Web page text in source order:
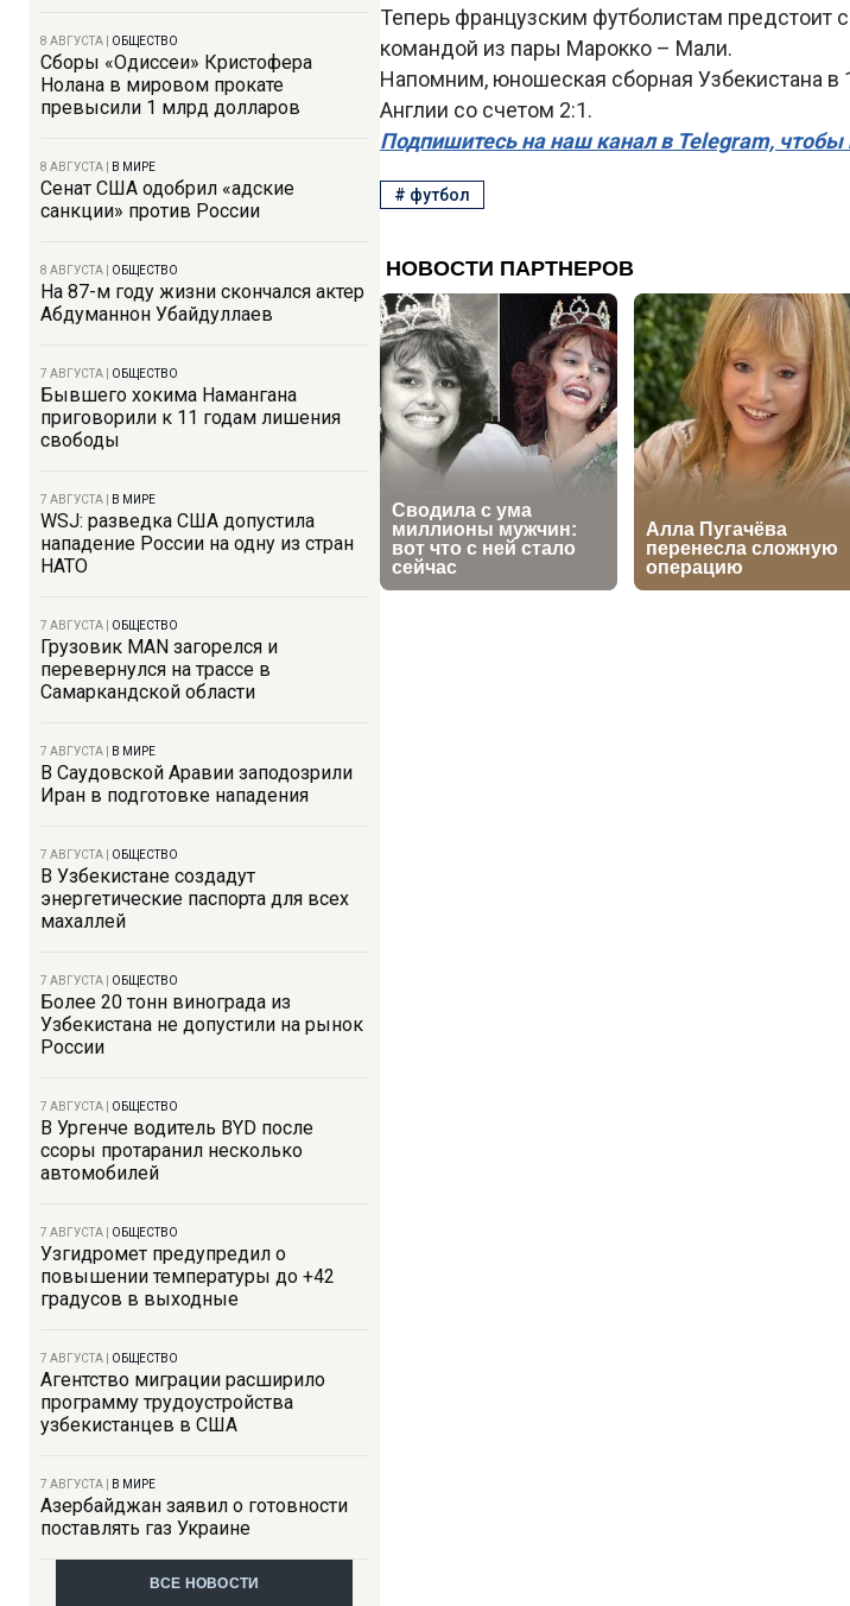
8 АВГУСТА ОБЩЕСТВО
Сборы «Одиссеи» Кристофера
Нолана в мировом прокате
превысили 1 млрд долларов
8 АВГУСТА В МИРЕ
Сенат США одобрил «адские
санкции» против России
8 АВГУСТА ОБЩЕСТВО
На 87-м году жизни скончался актер
Абдуманнон Убайдуллаев
7 АВГУСТА ОБЩЕСТВО
Бывшего хокима Намангана
приговорили к 11 годам лишения
свободы
7 АВГУСТА В МИРЕ
WSJ: разведка США допустила
нападение России на одну из стран
НАТО
7 АВГУСТА ОБЩЕСТВО
Грузовик MAN загорелся и
перевернулся на трассе в
Самаркандской области
7 АВГУСТА В МИРЕ
В Саудовской Аравии заподозрили
Иран в подготовке нападения
7 АВГУСТА ОБЩЕСТВО
В Узбекистане создадут
энергетические паспорта для всех
махаллей
7 АВГУСТА ОБЩЕСТВО
Более 20 тонн винограда из
Узбекистана не допустили на рынок
России
7 АВГУСТА ОБЩЕСТВО
В Ургенче водитель BYD после
ссоры протаранил несколько
автомобилей
7 АВГУСТА ОБЩЕСТВО
Узгидромет предупредил о
повышении температуры до +42
градусов в выходные
7 АВГУСТА ОБЩЕСТВО
Агентство миграции расширило
программу трудоустройства
узбекистанцев в США
7 АВГУСТА В МИРЕ
Азербайджан заявил о готовности
поставлять газ Украине
ВСЕ НОВОСТИ
Теперь французским футболистам предстоит
командой из пары Марокко – Мали.
Напомним, юношеская сборная Узбекистана
Англии со счетом 2:1.
Подпишитесь на наш канал в Telegram,
# футбол